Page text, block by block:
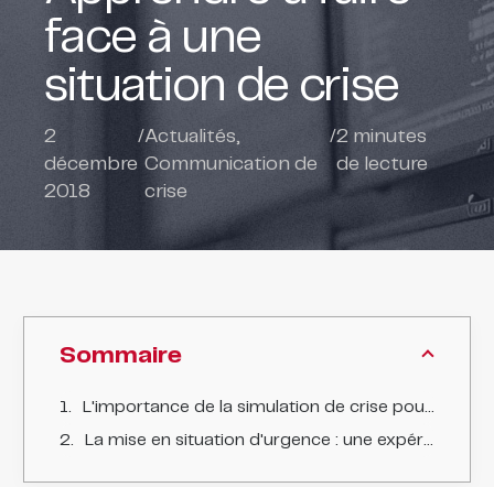
face à une
situation de crise
2
décembre
2018
/Actualités,
Communication de
crise
/2 minutes
de lecture
Sommaire
L'importance de la simulation de crise pour les étudiants en parcours "infirmiers"
La mise en situation d'urgence : une expérience essentielle pour les étudiants